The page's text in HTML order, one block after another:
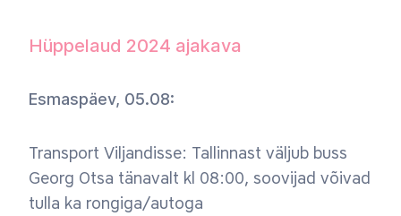
Hüppelaud 2024 ajakava
Esmaspäev, 05.08:
Transport Viljandisse: Tallinnast väljub buss
Georg Otsa tänavalt kl 08:00, soovijad võivad
tulla ka rongiga/autoga